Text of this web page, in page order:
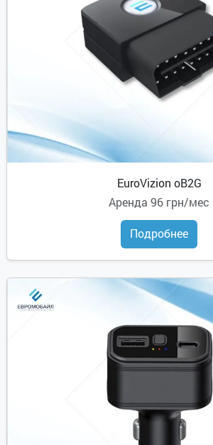
EuroVizion oB2G
Аренда 96 грн/мес
Подробнее